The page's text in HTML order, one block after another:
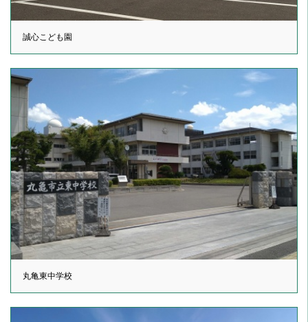
誠心こども園
丸亀東中学校